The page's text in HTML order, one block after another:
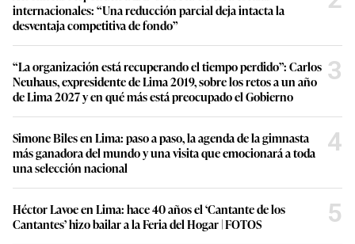
internacionales: “Una reducción parcial deja intacta la
desventaja competitiva de fondo”
“La organización está recuperando el tiempo perdido”: Carlos
Neuhaus, expresidente de Lima 2019, sobre los retos a un año
de Lima 2027 y en qué más está preocupado el Gobierno
3
Simone Biles en Lima: paso a paso, la agenda de la gimnasta
más ganadora del mundo y una visita que emocionará a toda
una selección nacional
4
Héctor Lavoe en Lima: hace 40 años el ‘Cantante de los
Cantantes’ hizo bailar a la Feria del Hogar | FOTOS
5